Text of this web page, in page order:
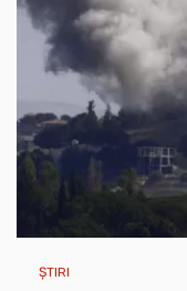
ȘTIRI